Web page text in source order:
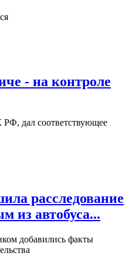
- на контроле
дал соответствующее
расследование
из автобуса...
добавились факты